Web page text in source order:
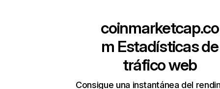
coinmarketcap.co
m Estadísticas de
tráfico web
Consigue una instantánea del